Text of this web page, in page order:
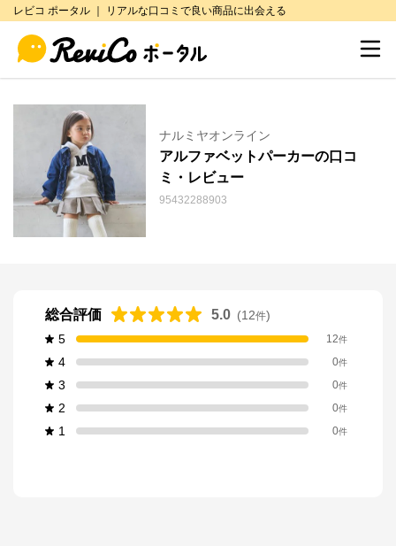
レビコ ポータル ｜ リアルな口コミで良い商品に出会える
ナルミヤオンライン
アルファベットパーカーの口コ
ミ・レビュー
95432288903
総合評価 5.0 (12件)
5
12件
4 0件
3 0件
2 0件
1 0件